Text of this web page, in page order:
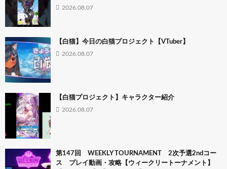
2026.08.07
【白猫】今日の白猫プロジェクト【VTuber】
2026.08.07
【白猫プロジェクト】キャラクター紹介
2026.08.07
第147回 WEEKLY TOURNAMENT 2次予選2ndコー
ス プレイ動画・攻略【ウィークリートーナメント】